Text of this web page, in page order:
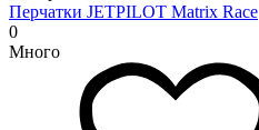
Перчатки JETPILOT Matrix Race
0
Много